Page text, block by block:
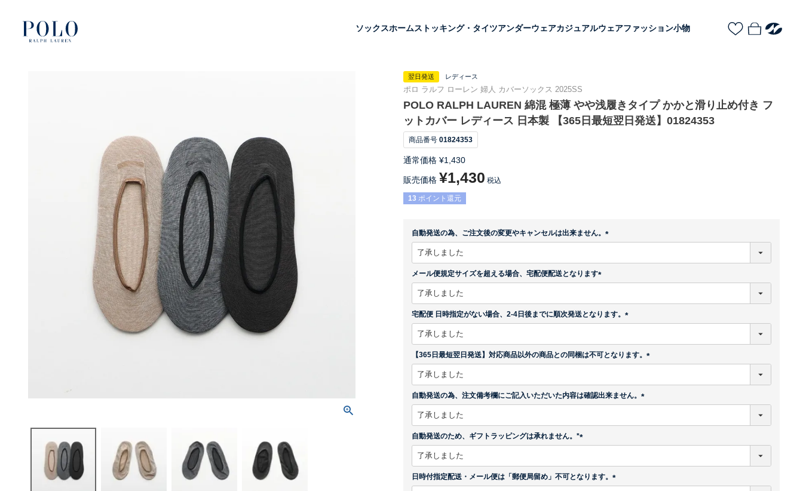
ソックスホームストッキング・タイツアンダーウェアカジュアルウェアファッション小物
翌日発送 レディース
ポロ ラルフ ローレン 婦人 カバーソックス 2025SS
POLO RALPH LAUREN 綿混 極薄 やや浅履きタイプ かかと滑り止め付き フ
ットカバー レディース 日本製 【365日最短翌日発送】01824353
商品番号 01824353
通常価格 ¥1,430
販売価格 ¥1,430 税込
13 ポイント還元
自動発送の為、ご注文後の変更やキャンセルは出来ません。
メール便規定サイズを超える場合、宅配便配送となります
)
宅配便 日時指定がない場合、2-4日後までに順次発送となります。
)
【365日最短翌日発送】対応商品以外の商品との同梱は不可となります。
自動発送の為、注文備考欄にご記入いただいた内容は確認出来ません。
自動発送のため、ギフトラッピングは承れません。*
)
日時付指定配送・メール便は「郵便局留め」不可となります。